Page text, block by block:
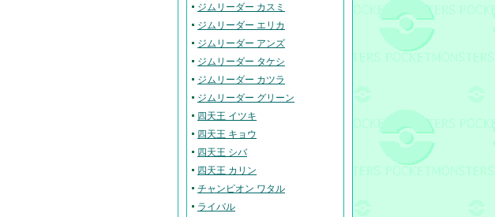
ジムリーダー カスミ
ジムリーダー エリカ
ジムリーダー アンズ
ジムリーダー タケシ
ジムリーダー カツラ
ジムリーダー グリーン
四天王 イツキ
四天王 キョウ
四天王 シバ
四天王 カリン
チャンピオン ワタル
ライバル